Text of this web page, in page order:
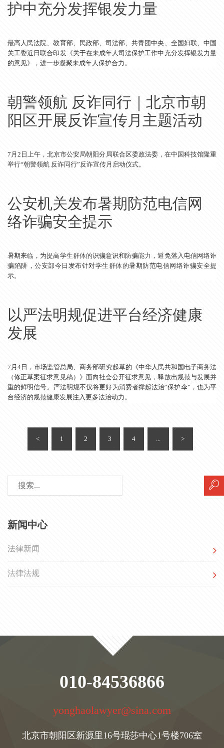
护中充分发挥银发力量
最高人民法院、教育部、民政部、司法部、共青团中央、全国妇联、中国
关工委近日联合印发《关于在未成年人司法保护工作中充分发挥银发力量
的意见》，进一步凝聚未成年人保护合力。
朝警领航 反诈同行｜北京市朝
阳区开展反诈宣传月主题活动
7月2日上午，北京市公安局朝阳分局联合区委政法委，在中国科技馆隆重
举行“朝警领航 反诈同行”反诈宣传月启动仪式。
公安机关发布暑期防范电信网
络诈骗安全提示
暑期来临，为提高学生群体的识骗意识和防骗能力，避免落入电信网络诈
骗陷阱，公安部今日发布针对学生群体的暑期防范电信网络诈骗安全提
示。
以严法明规促进平台经济健康
发展
7月4日，市场监管总局、商务部研究起草的《中华人民共和国电子商务法
（修正草案征求意见稿）》面向社会公开征求意见，释放出规范与发展并
重的鲜明信号。严法明规不仅将更好为消费者撑起法治“保护伞”，也为平
台经济的规范健康发展注入更多法治动力。
< 1 2 3 4 ... >
新闻中心
法律新闻
法律法规
010-84536866
yonghaolawyer@sina.com
北京市朝阳区新源里16号琨莎中心1号楼706室